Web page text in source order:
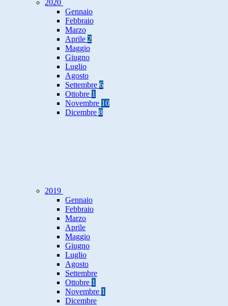
2020
Gennaio
Febbraio
Marzo
Aprile 2
Maggio
Giugno
Luglio
Agosto
Settembre 6
Ottobre 1
Novembre 10
Dicembre 8
2019
Gennaio
Febbraio
Marzo
Aprile
Maggio
Giugno
Luglio
Agosto
Settembre
Ottobre 1
Novembre 1
Dicembre